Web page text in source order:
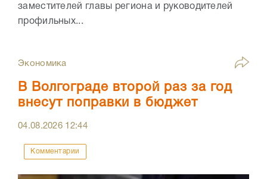
заместителей главы региона и руководителей
профильных...
Экономика
В Волгограде второй раз за год
внесут поправки в бюджет
04.08.2026 12:44
Комментарии